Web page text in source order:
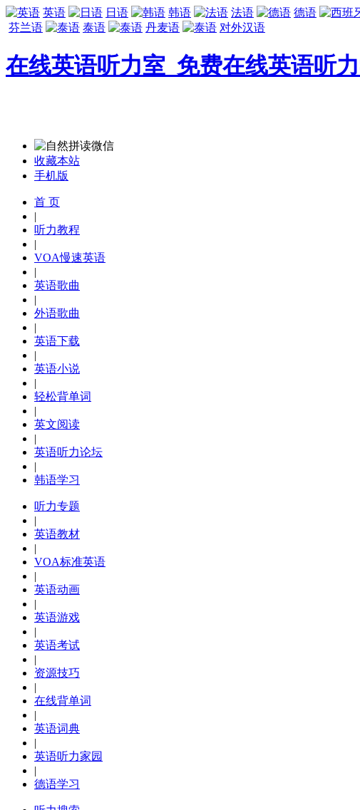
英语 日语 韩语 法语 德语
芬兰语
泰语 丹麦语 对外汉语
在线英语听力室_免费在线英语听
收藏本站
手机版
首 页
|
听力教程
|
VOA慢速英语
|
英语歌曲
|
外语歌曲
|
英语下载
|
英语小说
|
轻松背单词
|
英文阅读
|
英语听力论坛
|
韩语学习
听力专题
|
英语教材
|
VOA标准英语
|
英语动画
|
英语游戏
|
英语考试
|
资源技巧
|
在线背单词
|
英语词典
|
英语听力家园
|
德语学习